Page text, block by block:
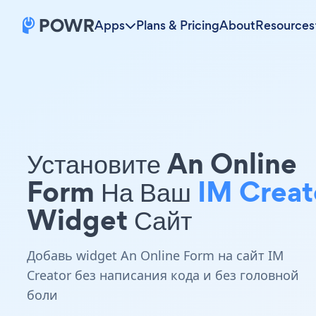
Apps Plans & PricingAboutResources
Установите An Online
Form На Ваш IM
Widget Сайт
Добавь widget An Online Form на сайт IM
Creator без написания кода и без головной
боли